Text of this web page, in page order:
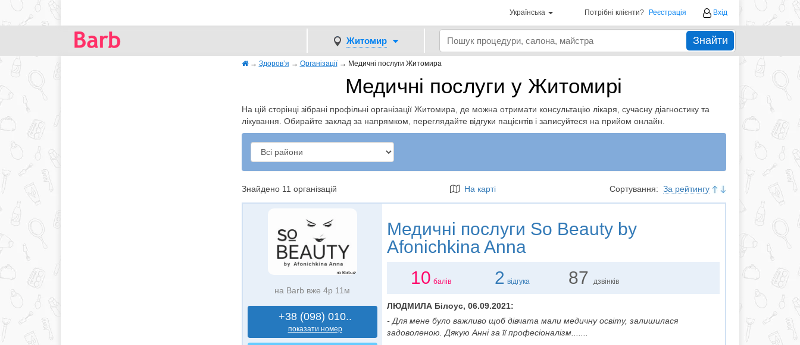
Українська Потрібні клієнти? Реєстрація Вхід
Житомир Знайти
→ Здоров’я → Організації → Медичні послуги Житомира
Медичні послуги у Житомирі
На цій сторінці зібрані профільні організації Житомира, де можна отримати консультацію лікаря, сучасну діагностику та
лікування. Обирайте заклад за напрямком, переглядайте відгуки пацієнтів і записуйтеся на прийом онлайн.
Знайдено 11 організацій На карті Сортування: За рейтингу
на Barb вже 4р 11м
+38 (098) 010..
показати номер
Медичні послуги So Beauty by
Afonichkina Anna
10 балів 2 відгука 87 дзвінків
ЛЮДМИЛА Білоус, 06.09.2021:
- Для мене було важливо щоб дівчата мали медичну освіту, залишилася
задоволеною. Дякую Анні за її професіоналізм.......